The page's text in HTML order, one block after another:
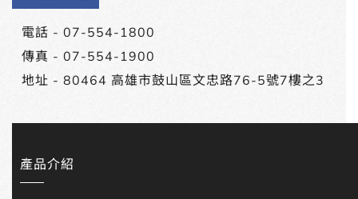
電話 - 07-554-1800
傳真 - 07-554-1900
地址 - 80464 高雄市鼓山區文忠路76-5號7樓之3
產品介紹